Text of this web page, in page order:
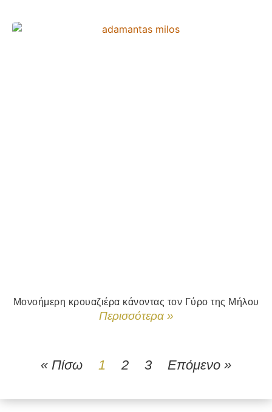
Μονοήμερη κρουαζιέρα κάνοντας τον Γύρο της Μήλου
Περισσότερα »
« Πίσω 1 2 3 Επόμενο »